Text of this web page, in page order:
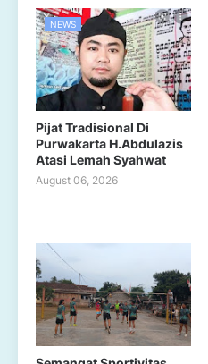
NEWS
Pijat Tradisional Di
Purwakarta H.Abdulazis
Atasi Lemah Syahwat
August 06, 2026